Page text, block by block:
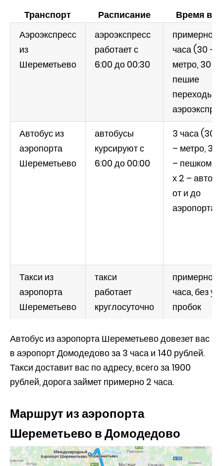
Транспорт Расписание
Время в
Аэроэкспресс
из
Шереметьево
аэроэкспресс
работает с
6:00 до 00:30
примерно
часа (30 –
метро, 30 –
пешие
переходы,
Автобус из
аэропорта
Шереметьево
автобусы
курсируют с
6:00 до 00:00
3 часа (30
– метро, 30
– пешком, 1
х 2 –
от и до
аэропорта)
Такси из
аэропорта
Шереметьево
такси
работает
круглосуточно
примерно 2
часа, без
пробок
Автобус из аэропорта Шереметьево довезет вас
в аэропорт Домодедово за 3 часа и 140 рублей.
Такси доставит вас по адресу, всего за 1900
рублей, дорога займет примерно 2 часа.
Маршрут из аэропорта
Шереметьево в Домодедово